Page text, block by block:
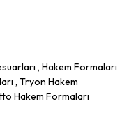
, Hakem Formaları
, Tryon Hakem
Hakem Formaları